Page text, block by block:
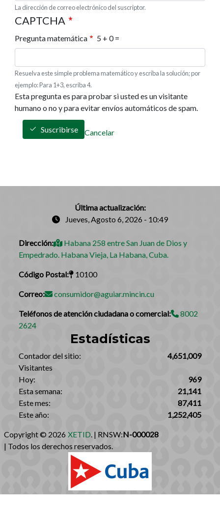
La dirección de correo electrónico del suscriptor.
CAPTCHA
Pregunta matemática 5 + 0 =
Resuelva este simple problema matemático y escriba la solución; por
ejemplo: Para 1+3, escriba 4.
Esta pregunta es para probar si usted es un visitante
humano o no y para evitar envíos automáticos de spam.
Suscribirse Cancelar
Última actualización:
Jueves, Agosto 6, 2026 - 10:49
Dirección:
Habana 258 entre San Juan de Dios y
Empedrado. Habana Vieja, La Habana, Cuba.
Código Postal: 10100
Correo: consumidor@aguiar.mincin.cu
Teléfonos de atención ciudadana o comercial:
8002
2624
Estadísticas
‎Contador del sitio:‎
4,651,009
Visitantes
Hoy:
969
Esta semana:
21,141
Este mes:
87,411
Este año:
1,252,405
Copyright © 2026 XETID. | RNSW:N-000028
| Todos los derechos reservados.‎